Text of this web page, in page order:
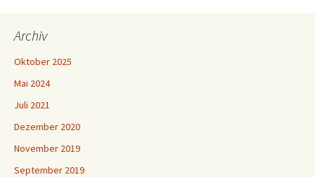
Archiv
Oktober 2025
Mai 2024
Juli 2021
Dezember 2020
November 2019
September 2019